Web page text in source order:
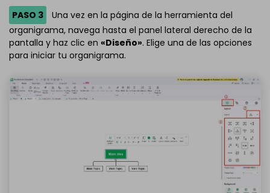
PASO 3
Una vez en la página de la herramienta del
organigrama, navega hasta el panel lateral derecho de la
pantalla y haz clic en «Diseño». Elige una de las opciones
para iniciar tu organigrama.